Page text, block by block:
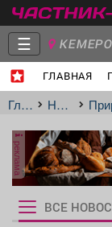
☰
ГЛАВНАЯ
Главная
Объявления
Главная Новости
реклама
Рукбрики
новостей
ВСЕ